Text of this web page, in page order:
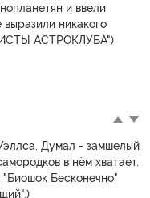
и ввели
никакого
АСТРОКЛУБА")
Думал - замшелый
в нём хватает.
"Биошок Бесконечно"